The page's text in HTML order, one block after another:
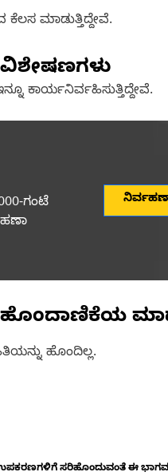
ಮಾಡುತ್ತಿದ್ದೇವೆ.
ಕಾರ್ಯನಿರ್ವಹಿಸುತ್ತಿದ್ದೇವೆ.
ಗಂಟೆ
ಹೊಂದಾಣಿಕೆಯ
ಹೊಂದಿಲ್ಲ.
ಸರಿಹೊಂದುವಂತೆ ಈ